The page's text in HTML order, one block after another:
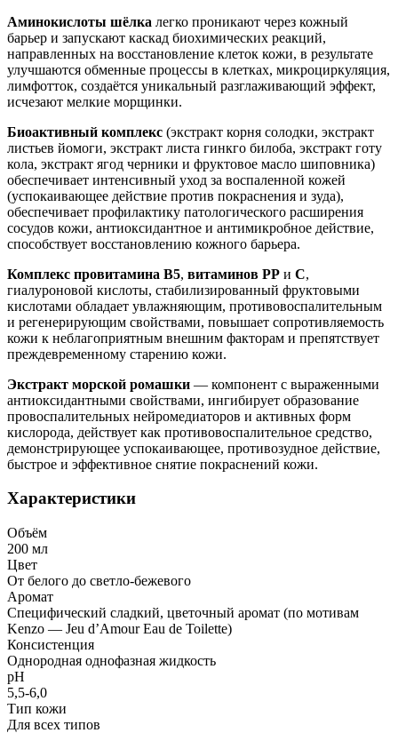
Аминокислоты шёлка легко проникают через кожный
барьер и запускают каскад биохимических реакций,
направленных на восстановление клеток кожи, в результате
улучшаются обменные процессы в клетках, микроциркуляция,
лимфотток, создаётся уникальный разглаживающий эффект,
исчезают мелкие морщинки.
Биоактивный комплекс (экстракт корня солодки, экстракт
листьев йомоги, экстракт листа гинкго билоба, экстракт готу
кола, экстракт ягод черники и фруктовое масло шиповника)
обеспечивает интенсивный уход за воспаленной кожей
(успокаивающее действие против покраснения и зуда),
обеспечивает профилактику патологического расширения
сосудов кожи, антиоксидантное и антимикробное действие,
способствует восстановлению кожного барьера.
Комплекс провитамина В5, витаминов РР и С,
гиалуроновой кислоты, стабилизированный фруктовыми
кислотами обладает увлажняющим, противовоспалительным
и регенерирующим свойствами, повышает сопротивляемость
кожи к неблагоприятным внешним факторам и препятствует
преждевременному старению кожи.
Экстракт морской ромашки — компонент с выраженными
антиоксидантными свойствами, ингибирует образование
провоспалительных нейромедиаторов и активных форм
кислорода, действует как противовоспалительное средство,
демонстрирующее успокаивающее, противозудное действие,
быстрое и эффективное снятие покраснений кожи.
Характеристики
Объём
200 мл
Цвет
От белого до светло-бежевого
Аромат
Специфический сладкий, цветочный аромат (по мотивам
Kenzo — Jeu d’Amour Eau de Toilette)
Консистенция
Однородная однофазная жидкость
рН
5,5-6,0
Тип кожи
Для всех типов